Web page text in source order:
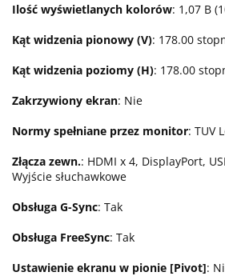
Ilość wyświetlanych kolorów: 1,07 B
Kąt widzenia pionowy (V): 178.00
Kąt widzenia poziomy (H): 178.00
Zakrzywiony ekran: Nie
Normy spełniane przez monitor: TUV
Złącza zewn.: HDMI x 4, DisplayPort,
Wyjście słuchawkowe
Obsługa G-Sync: Tak
Obsługa FreeSync: Tak
Ustawienie ekranu w pionie [Pivot]: